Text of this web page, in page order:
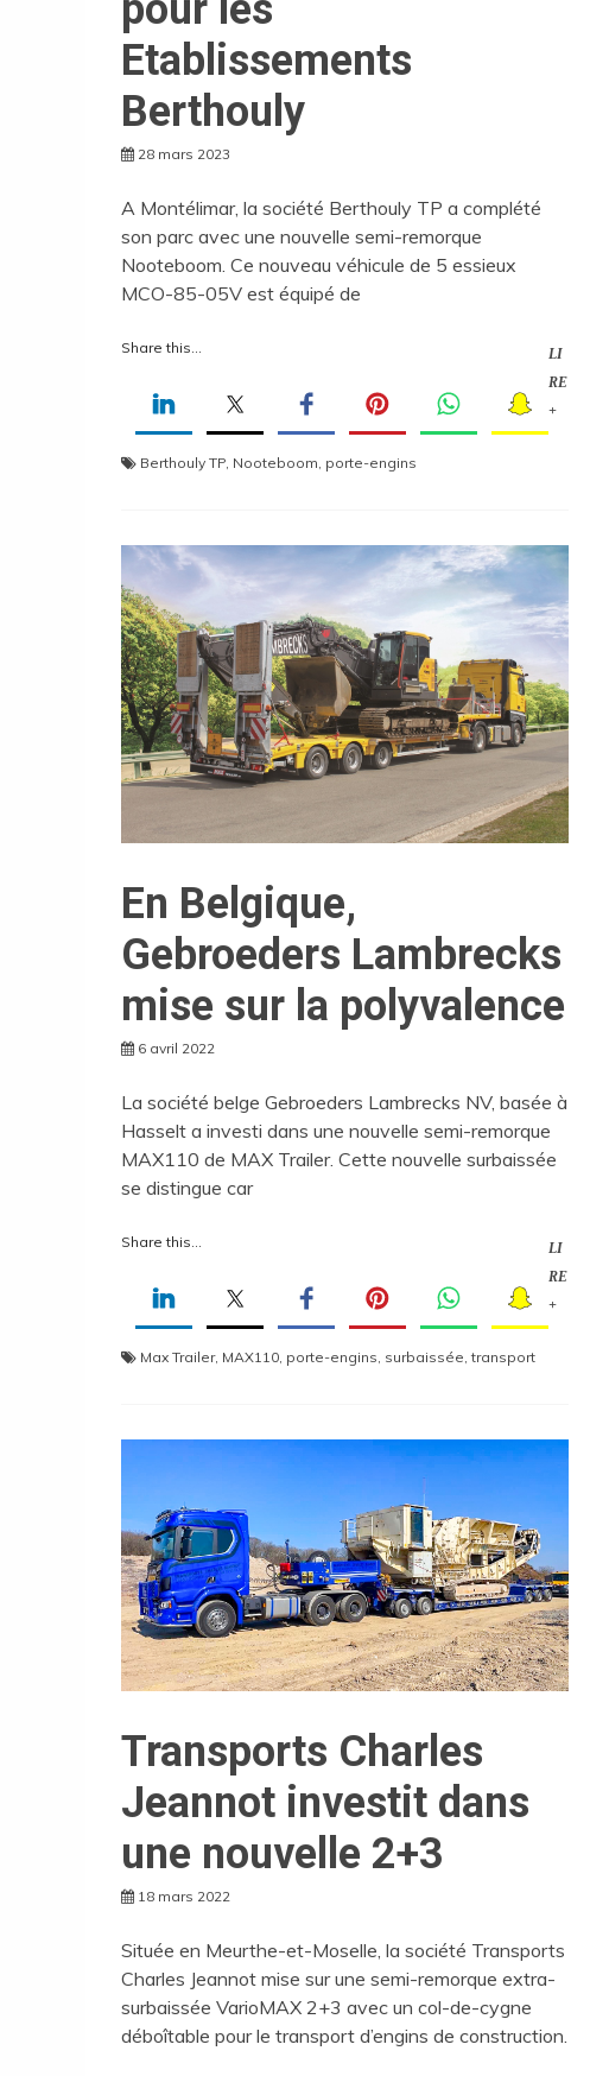
Etablissements
Berthouly
28 mars 2023
A Montélimar, la société Berthouly TP a complété
son parc avec une nouvelle semi-remorque
Nooteboom. Ce nouveau véhicule de 5 essieux
MCO-85-05V est équipé de
Share this...
LI
RE
+
Berthouly TP Nooteboom porte-engins
En Belgique,
Gebroeders Lambrecks
mise sur la polyvalence
6 avril 2022
La société belge Gebroeders Lambrecks NV, basée à
Hasselt a investi dans une nouvelle semi-remorque
MAX110 de MAX Trailer. Cette nouvelle surbaissée
se distingue car
Share this...
LI
RE
+
Max Trailer, MAX110 porte-engins surbaissée ,transport
Transports Charles
Jeannot investit dans
une nouvelle 2+3
18 mars 2022
Située en Meurthe-et-Moselle, la société Transports
Charles Jeannot mise sur une semi-remorque extra-
surbaissée VarioMAX 2+3 avec un col-de-cygne
déboîtable pour le transport d’engins de construction.